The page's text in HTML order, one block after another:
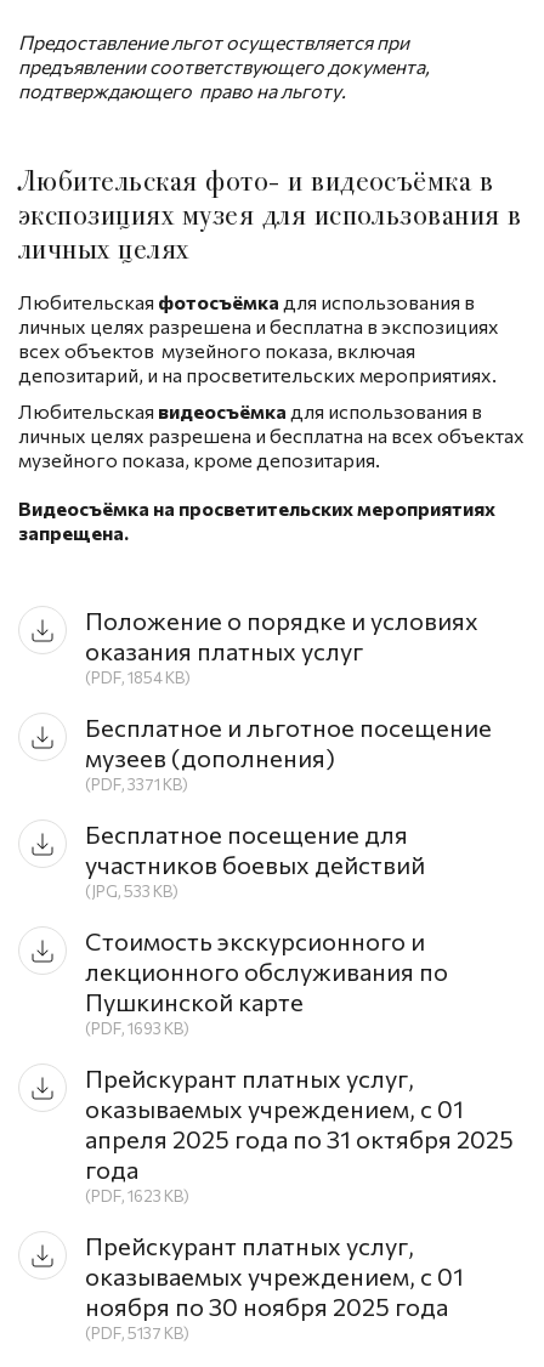
Предоставление льгот осуществляется при
предъявлении соответствующего документа,
подтверждающего право нальготу.
Любительская фото- и видеосъёмка в
экспозициях музея для использования в
личных целях
Любительская фотосъёмка для использования в
личных целях разрешена и бесплатна в экспозициях
всех объектов музейного показа, включая
депозитарий, и на просветительских мероприятиях.
Любительская видеосъёмка для использования в
личных целях разрешена и бесплатна на всех объектах
музейного показа, кроме депозитария.
Видеосъёмка на просветительских мероприятиях
запрещена.
Положение о порядке и условиях
оказания платных услуг
(PDF, 1854 KB)
Бесплатное и льготное посещение
музеев (дополнения)
(PDF, 3371 KB)
Бесплатное посещение для
участников боевых действий
(JPG, 533 KB)
Стоимость экскурсионного и
лекционного обслуживания по
Пушкинской карте
(PDF, 1693 KB)
Прейскурант платных услуг,
оказываемых учреждением, с 01
апреля 2025 года по 31 октября 2025
года
(PDF, 1623 KB)
Прейскурант платных услуг,
оказываемых учреждением, с 01
ноября по 30 ноября 2025 года
(PDF, 5137 KB)